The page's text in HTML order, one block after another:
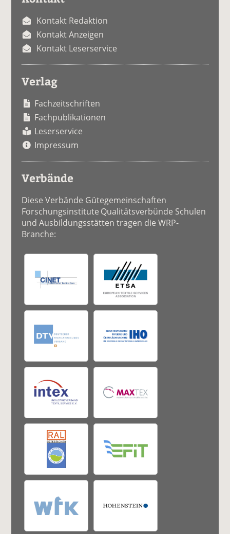
Kontakt Redaktion
Kontakt Anzeigen
Kontakt Leserservice
Verlag
Fachzeitschriften
Fachpublikationen
Leserservice
Impressum
Verbände
Diese Verbände Gütegemeinschaften
Forschungsinstitute Qualitätsverbünde Schulen
und Ausbildungsstätten tragen die WRP-
Branche: